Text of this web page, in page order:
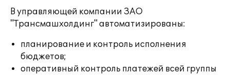
В управляющей компании ЗАО
"Трансмашхолдинг" автоматизированы:
планирование и контроль исполнения
бюджетов;
оперативный контроль платежей всей группы